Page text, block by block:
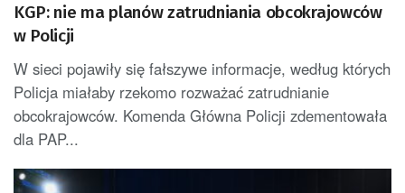
KGP: nie ma planów zatrudniania obcokrajowców
w Policji
W sieci pojawiły się fałszywe informacje, według których
Policja miałaby rzekomo rozważać zatrudnianie
obcokrajowców. Komenda Główna Policji zdementowała
dla PAP...